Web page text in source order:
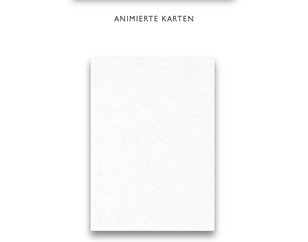
ANIMIERTE KARTEN